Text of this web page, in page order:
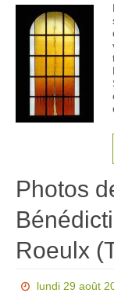
Photos
Roeulx
lundi 29 août